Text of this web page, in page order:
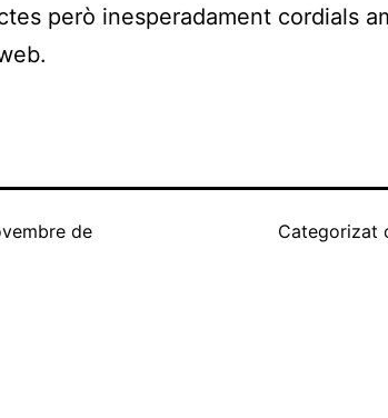
però inesperadament cordials
de
Categorizat